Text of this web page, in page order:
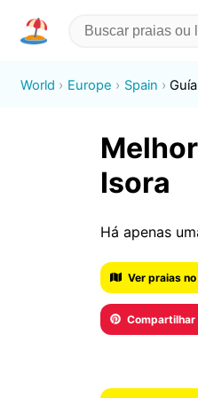
World Europe Spain
Isora
Há apenas
Ver praias